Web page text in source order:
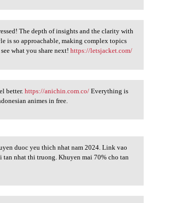
The depth of insights and the clarity with
is so approachable, making complex topics
what you share next!https://letsjacket.com/
better.https://anichin.com.co/ Everything is
animes in free.
duoc yeu thich nhat nam 2024. Link vao
nhat thi truong. Khuyen mai 70% cho tan